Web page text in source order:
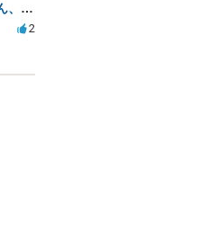
友人が会社と共謀し給与明細改ざん、生活保護不正受給の法的影響は？
2